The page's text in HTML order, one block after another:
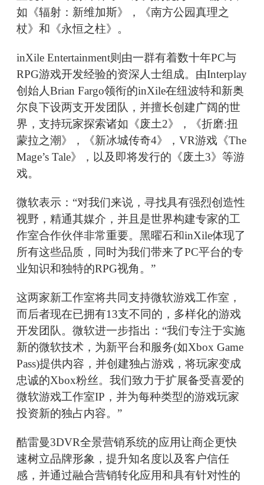
如《辐射：新维加斯》，《南方公园真理之
杖》和《永恒之柱》。
inXile Entertainment则由一群有着数十年PC与
RPG游戏开发经验的资深人士组成。由Interplay
创始人Brian Fargo领衔的inXile在纽波特和新奥
尔良下设两支开发团队，并擅长创建广阔的世
界，支持玩家探索诸如《废土2》，《折磨:扭
蒙拉之潮》，《新冰城传奇4》，VR游戏《The
Mage’s Tale》，以及即将发行的《废土3》等游
戏。
微软表示：“对我们来说，寻找具有强烈创造性
视野，精通其媒介，并且是世界构建专家的工
作室合作伙伴非常重要。黑曜石和inXile体现了
所有这些品质，同时为我们带来了PC平台的专
业知识和独特的RPG视角。”
这两家新工作室将共同支持微软游戏工作室，
而后者现在已拥有13支不同的，多样化的游戏
开发团队。微软进一步指出：“我们专注于实施
新的微软技术，为新平台和服务(如Xbox Game
Pass)提供内容，并创建独占游戏，将玩家变成
忠诚的Xbox粉丝。我们致力于扩展备受喜爱的
微软游戏工作室IP，并为每种类型的游戏玩家
投资新的独占内容。”
酷雷曼3DVR全景营销系统的应用让商企更快
速树立品牌形象，提升知名度以及客户信任
感，并通过融合营销转化应用和具有针对性的